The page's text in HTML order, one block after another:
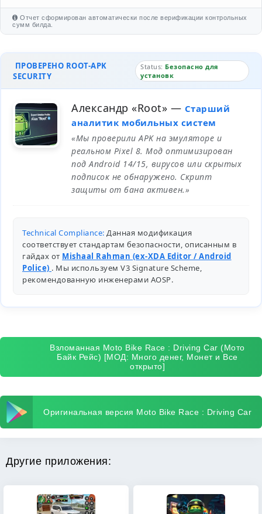
Отчет сформирован автоматически после верификации контрольных
сумм билда.
ПРОВЕРЕНО ROOT-APK
SECURITY
Status: Безопасно для
установк
Александр «Root» — Старший
аналитик мобильных систем
«Мы проверили APK на эмуляторе и
реальном Pixel 8. Мод оптимизирован
под Android 14/15, вирусов или скрытых
подписок не обнаружено. Скрипт
защиты от бана активен.»
Technical Compliance: Данная модификация
соответствует стандартам безопасности, описанным в
гайдах от Mishaal Rahman (ex-XDA Editor / Android
Police) . Мы используем V3 Signature Scheme,
рекомендованную инженерами AOSP.
Взломанная Moto Bike Race : Driving Car (Мото
Байк Рейс) [МОД: Много денег, Монет и Все
открыто]
Оригинальная версия Moto Bike Race : Driving Car
Другие приложения: